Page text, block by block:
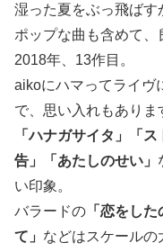
湿った夏をぶっ飛ばす
ポップな曲も含めて、
2018年、13作目。
aikoにハマってライヴ
で、思い入れもありま
「ハナガサイタ」「
告」「あたしのせい」
い印象。
バラードの 「恋をした
て」 などはスケールの